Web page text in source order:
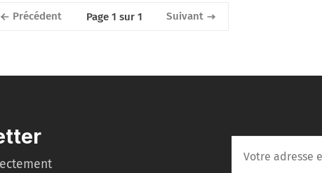
Précédent Page 1 sur 1 Suivant